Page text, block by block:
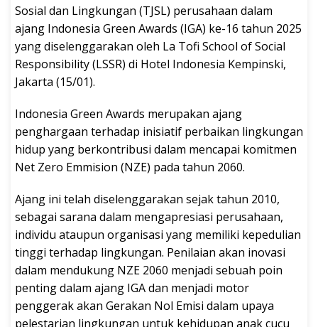
Sosial dan Lingkungan (TJSL) perusahaan dalam
ajang Indonesia Green Awards (IGA) ke-16 tahun 2025
yang diselenggarakan oleh La Tofi School of Social
Responsibility (LSSR) di Hotel Indonesia Kempinski,
Jakarta (15/01).
Indonesia Green Awards merupakan ajang
penghargaan terhadap inisiatif perbaikan lingkungan
hidup yang berkontribusi dalam mencapai komitmen
Net Zero Emmision (NZE) pada tahun 2060.
Ajang ini telah diselenggarakan sejak tahun 2010,
sebagai sarana dalam mengapresiasi perusahaan,
individu ataupun organisasi yang memiliki kepedulian
tinggi terhadap lingkungan. Penilaian akan inovasi
dalam mendukung NZE 2060 menjadi sebuah poin
penting dalam ajang IGA dan menjadi motor
penggerak akan Gerakan Nol Emisi dalam upaya
pelestarian lingkungan untuk kehidupan anak cucu